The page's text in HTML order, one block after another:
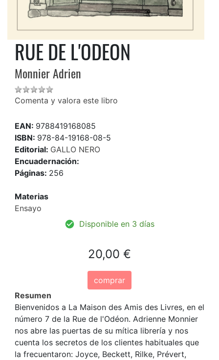
RUE DE L'ODEON
Monnier Adrien
Comenta y valora este libro
EAN: 9788419168085
ISBN: 978-84-19168-08-5
Editorial: GALLO NERO
Encuadernación:
Páginas: 256
Materias
Ensayo
Disponible en 3 días
20,00 €
comprar
Resumen
Bienvenidos a La Maison des Amis des Livres, en el
número 7 de la Rue de l'Odéon. Adrienne Monnier
nos abre las puertas de su mítica librería y nos
cuenta los secretos de los clientes habituales que
la frecuentaron: Joyce, Beckett, Rilke, Prévert,